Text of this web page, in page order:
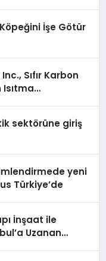
İşe Götür
Sıfır Karbon
Isıtma
sektörüne giriş
yeni
Türkiye’de
İnşaat ile
Uzanan